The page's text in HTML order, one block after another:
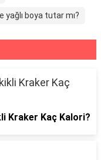
yağlı boya tutar mı?
Kraker Kaç Kalori?